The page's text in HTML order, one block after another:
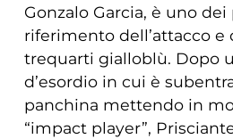
Gonzalo Garcia, è uno
riferimento dell’attacco e
trequarti gialloblù. Dopo
d’esordio in cui è
panchina mettendo in
“impact player”,